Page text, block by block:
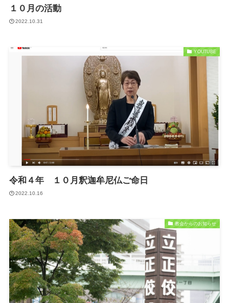
１０月の活動
2022.10.31
YOUTUBE
令和４年 １０月釈迦牟尼仏ご命日
2022.10.16
教会からのお知らせ